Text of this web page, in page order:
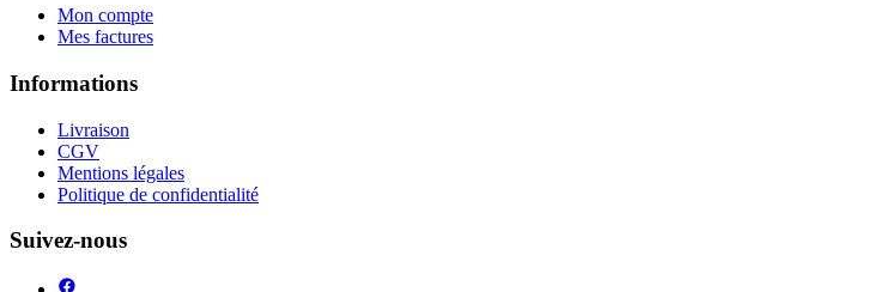
Mon compte
Mes factures
Informations
Livraison
CGV
Mentions légales
Politique de confidentialité
Suivez-nous